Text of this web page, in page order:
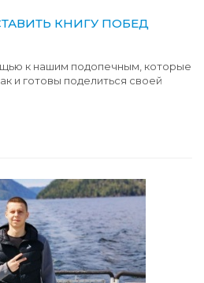
КНИГУ ПОБЕД
к нашим подопечным, которые
и готовы поделиться своей